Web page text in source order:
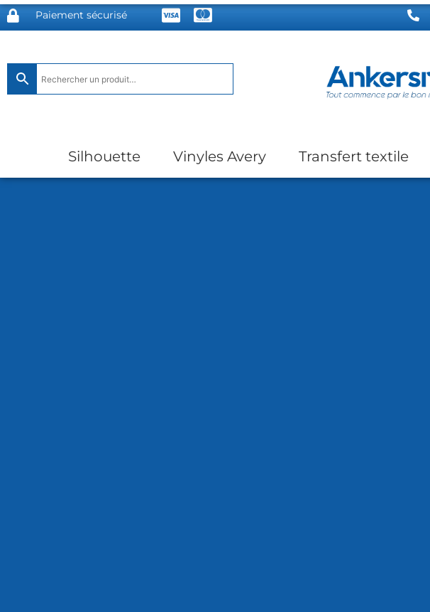
Paiement sécurisé
Silhouette Vinyles Avery Transfert textile